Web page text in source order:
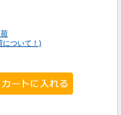
について！)